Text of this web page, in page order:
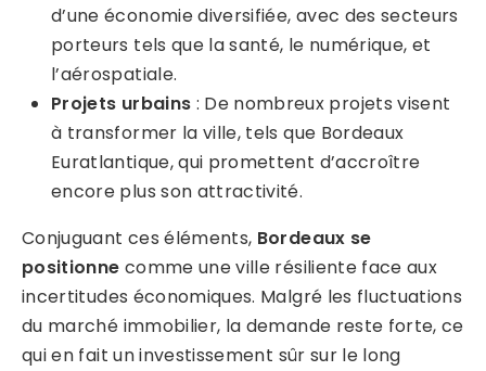
d’une économie diversifiée, avec des secteurs
porteurs tels que la santé, le numérique, et
l’aérospatiale.
Projets urbains : De nombreux projets visent
à transformer la ville, tels que Bordeaux
Euratlantique, qui promettent d’accroître
encore plus son attractivité.
Conjuguant ces éléments, Bordeaux se
positionne comme une ville résiliente face aux
incertitudes économiques. Malgré les fluctuations
du marché immobilier, la demande reste forte, ce
qui en fait un investissement sûr sur le long